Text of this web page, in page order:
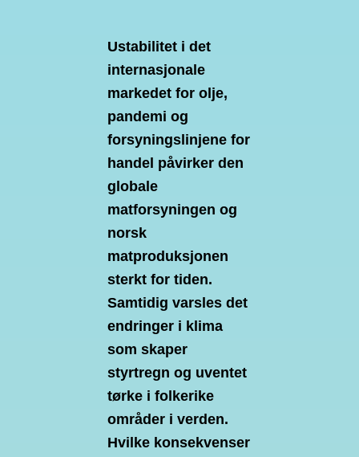
Ustabilitet i det
internasjonale
markedet for olje,
pandemi og
forsyningslinjene for
handel påvirker den
globale
matforsyningen og
norsk
matproduksjonen
sterkt for tiden.
Samtidig varsles det
endringer i klima
som skaper
styrtregn og uventet
tørke i folkerike
områder i verden.
Hvilke konsekvenser